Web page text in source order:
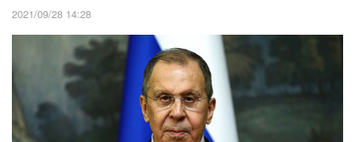
2021/09/28 14:28